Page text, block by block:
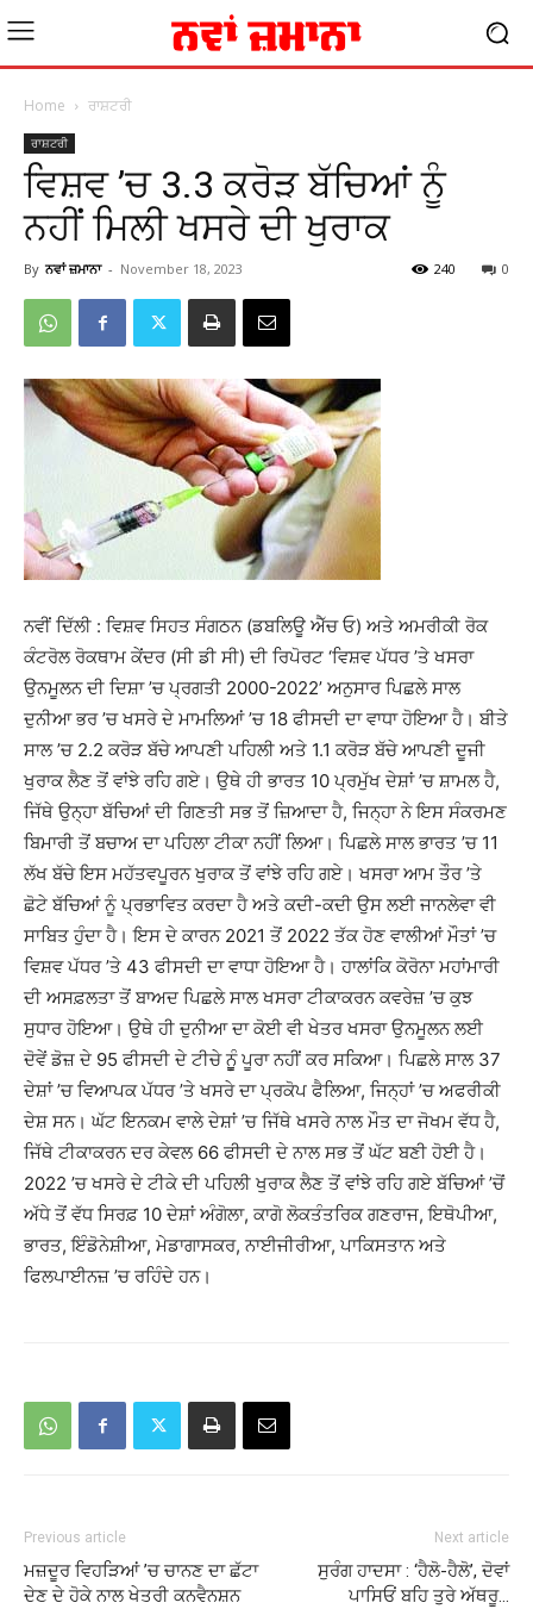
Home ਰਾਸ਼ਟਰੀ
ਰਾਸ਼ਟਰੀ
ਵਿਸ਼ਵ ’ਚ 3.3 ਕਰੋੜ ਬੱਚਿਆਂ ਨੂੰ
ਨਹੀਂ ਮਿਲੀ ਖਸਰੇ ਦੀ ਖੁਰਾਕ
By ਨਵਾਂ ਜ਼ਮਾਨਾ - November 18, 2023 0
240
ਨਵੀਂ ਦਿੱਲੀ : ਵਿਸ਼ਵ ਸਿਹਤ ਸੰਗਠਨ (ਡਬਲਿਊ ਐੱਚ ਓ) ਅਤੇ ਅਮਰੀਕੀ ਰੋਕ
ਕੰਟਰੋਲ ਰੋਕਥਾਮ ਕੇਂਦਰ (ਸੀ ਡੀ ਸੀ) ਦੀ ਰਿਪੋਰਟ ‘ਵਿਸ਼ਵ ਪੱਧਰ ’ਤੇ ਖਸਰਾ
ਉਨਮੂਲਨ ਦੀ ਦਿਸ਼ਾ ’ਚ ਪ੍ਰਗਤੀ 2000-2022’ ਅਨੁਸਾਰ ਪਿਛਲੇ ਸਾਲ
ਦੁਨੀਆ ਭਰ ’ਚ ਖਸਰੇ ਦੇ ਮਾਮਲਿਆਂ ’ਚ 18 ਫੀਸਦੀ ਦਾ ਵਾਧਾ ਹੋਇਆ ਹੈ। ਬੀਤੇ
ਸਾਲ ’ਚ 2.2 ਕਰੋੜ ਬੱਚੇ ਆਪਣੀ ਪਹਿਲੀ ਅਤੇ 1.1 ਕਰੋੜ ਬੱਚੇ ਆਪਣੀ ਦੂਜੀ
ਖੁਰਾਕ ਲੈਣ ਤੋਂ ਵਾਂਝੇ ਰਹਿ ਗਏ। ਉਥੇ ਹੀ ਭਾਰਤ 10 ਪ੍ਰਮੁੱਖ ਦੇਸ਼ਾਂ ’ਚ ਸ਼ਾਮਲ ਹੈ,
ਜਿੱਥੇ ਉਨ੍ਹਾ ਬੱਚਿਆਂ ਦੀ ਗਿਣਤੀ ਸਭ ਤੋਂ ਜ਼ਿਆਦਾ ਹੈ, ਜਿਨ੍ਹਾ ਨੇ ਇਸ ਸੰਕਰਮਣ
ਬਿਮਾਰੀ ਤੋਂ ਬਚਾਅ ਦਾ ਪਹਿਲਾ ਟੀਕਾ ਨਹੀਂ ਲਿਆ। ਪਿਛਲੇ ਸਾਲ ਭਾਰਤ ’ਚ 11
ਲੱਖ ਬੱਚੇ ਇਸ ਮਹੱਤਵਪੂਰਨ ਖੁਰਾਕ ਤੋਂ ਵਾਂਝੇ ਰਹਿ ਗਏ। ਖਸਰਾ ਆਮ ਤੌਰ ’ਤੇ
ਛੋਟੇ ਬੱਚਿਆਂ ਨੂੰ ਪ੍ਰਭਾਵਿਤ ਕਰਦਾ ਹੈ ਅਤੇ ਕਦੀ-ਕਦੀ ਉਸ ਲਈ ਜਾਨਲੇਵਾ ਵੀ
ਸਾਬਿਤ ਹੁੰਦਾ ਹੈ। ਇਸ ਦੇ ਕਾਰਨ 2021 ਤੋਂ 2022 ਤੱਕ ਹੋਣ ਵਾਲੀਆਂ ਮੌਤਾਂ ’ਚ
ਵਿਸ਼ਵ ਪੱਧਰ ’ਤੇ 43 ਫੀਸਦੀ ਦਾ ਵਾਧਾ ਹੋਇਆ ਹੈ। ਹਾਲਾਂਕਿ ਕੋਰੋਨਾ ਮਹਾਂਮਾਰੀ
ਦੀ ਅਸਫ਼ਲਤਾ ਤੋਂ ਬਾਅਦ ਪਿਛਲੇ ਸਾਲ ਖਸਰਾ ਟੀਕਾਕਰਨ ਕਵਰੇਜ਼ ’ਚ ਕੁਝ
ਸੁਧਾਰ ਹੋਇਆ। ਉਥੇ ਹੀ ਦੁਨੀਆ ਦਾ ਕੋਈ ਵੀ ਖੇਤਰ ਖਸਰਾ ਉਨਮੂਲਨ ਲਈ
ਦੋਵੇਂ ਡੋਜ਼ ਦੇ 95 ਫੀਸਦੀ ਦੇ ਟੀਚੇ ਨੂੂੰ ਪੂਰਾ ਨਹੀਂ ਕਰ ਸਕਿਆ। ਪਿਛਲੇ ਸਾਲ 37
ਦੇਸ਼ਾਂ ’ਚ ਵਿਆਪਕ ਪੱਧਰ ’ਤੇ ਖਸਰੇ ਦਾ ਪ੍ਰਕੋਪ ਫੈਲਿਆ, ਜਿਨ੍ਹਾਂ ’ਚ ਅਫਰੀਕੀ
ਦੇਸ਼ ਸਨ। ਘੱਟ ਇਨਕਮ ਵਾਲੇ ਦੇਸ਼ਾਂ ’ਚ ਜਿੱਥੇ ਖਸਰੇ ਨਾਲ ਮੌਤ ਦਾ ਜੋਖਮ ਵੱਧ ਹੈ,
ਜਿੱਥੇ ਟੀਕਾਕਰਨ ਦਰ ਕੇਵਲ 66 ਫੀਸਦੀ ਦੇ ਨਾਲ ਸਭ ਤੋਂ ਘੱਟ ਬਣੀ ਹੋਈ ਹੈ।
2022 ’ਚ ਖਸਰੇ ਦੇ ਟੀਕੇ ਦੀ ਪਹਿਲੀ ਖੁਰਾਕ ਲੈਣ ਤੋਂ ਵਾਂਝੇ ਰਹਿ ਗਏ ਬੱਚਿਆਂ ’ਚੋਂ
ਅੱਧੇ ਤੋਂ ਵੱਧ ਸਿਰਫ਼ 10 ਦੇਸ਼ਾਂ ਅੰਗੋਲਾ, ਕਾਗੋ ਲੋਕਤੰਤਰਿਕ ਗਣਰਾਜ, ਇਥੋਪੀਆ,
ਭਾਰਤ, ਇੰਡੋਨੇਸ਼ੀਆ, ਮੇਡਾਗਾਸਕਰ, ਨਾਈਜੀਰੀਆ, ਪਾਕਿਸਤਾਨ ਅਤੇ
ਫਿਲਪਾਈਨਜ਼ ’ਚ ਰਹਿੰਦੇ ਹਨ।
Previous article
ਮਜ਼ਦੂਰ ਵਿਹੜਿਆਂ ’ਚ ਚਾਨਣ ਦਾ ਛੱਟਾ
ਦੇਣ ਦੇ ਹੋਕੇ ਨਾਲ ਖੇਤਰੀ ਕਨਵੈਨਸ਼ਨ
Next article
ਸੁਰੰਗ ਹਾਦਸਾ : ‘ਹੈਲੋ-ਹੈਲੋ’, ਦੋਵਾਂ
ਪਾਸਿਓਂ ਬਹਿ ਤੁਰੇ ਅੱਥਰੂ…